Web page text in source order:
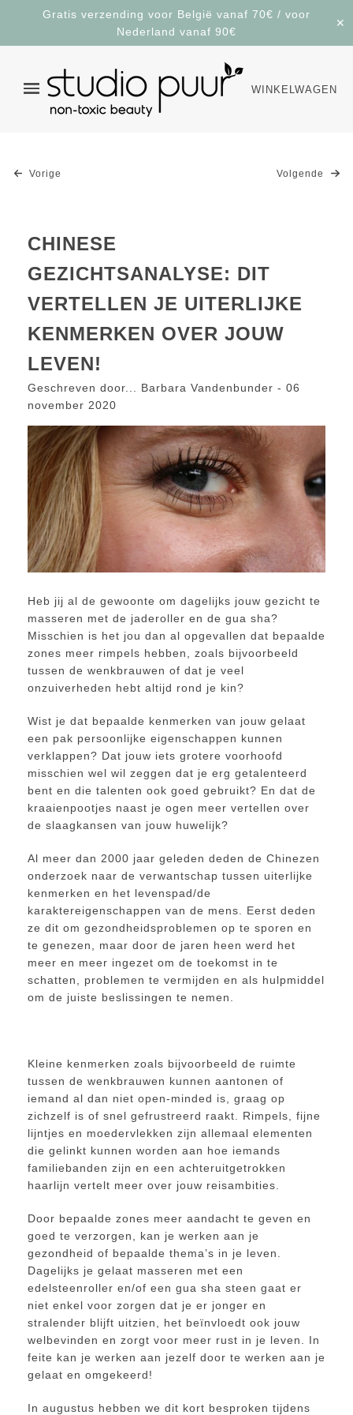
Gratis verzending voor België vanaf 70€ / voor
Nederland vanaf 90€
✕
WINKELWAGEN
Vorige Volgende
CHINESE
GEZICHTSANALYSE: DIT
VERTELLEN JE UITERLIJKE
KENMERKEN OVER JOUW
LEVEN!
Geschreven door... Barbara Vandenbunder - 06
november 2020
Heb jij al de gewoonte om dagelijks jouw gezicht te
masseren met de jaderoller en de gua sha?
Misschien is het jou dan al opgevallen dat bepaalde
zones meer rimpels hebben, zoals bijvoorbeeld
tussen de wenkbrauwen of dat je veel
onzuiverheden hebt altijd rond je kin?
Wist je dat bepaalde kenmerken van jouw gelaat
een pak persoonlijke eigenschappen kunnen
verklappen? Dat jouw iets grotere voorhoofd
misschien wel wil zeggen dat je erg getalenteerd
bent en die talenten ook goed gebruikt? En dat de
kraaienpootjes naast je ogen meer vertellen over
de slaagkansen van jouw huwelijk?
Al meer dan 2000 jaar geleden deden de Chinezen
onderzoek naar de verwantschap tussen uiterlijke
kenmerken en het levenspad/de
karaktereigenschappen van de mens. Eerst deden
ze dit om gezondheidsproblemen op te sporen en
te genezen, maar door de jaren heen werd het
meer en meer ingezet om de toekomst in te
schatten, problemen te vermijden en als hulpmiddel
om de juiste beslissingen te nemen.
Kleine kenmerken zoals bijvoorbeeld de ruimte
tussen de wenkbrauwen kunnen aantonen of
iemand al dan niet open-minded is, graag op
zichzelf is of snel gefrustreerd raakt. Rimpels, fijne
lijntjes en moedervlekken zijn allemaal elementen
die gelinkt kunnen worden aan hoe iemands
familiebanden zijn en een achteruitgetrokken
haarlijn vertelt meer over jouw reisambities.
Door bepaalde zones meer aandacht te geven en
goed te verzorgen, kan je werken aan je
gezondheid of bepaalde thema’s in je leven.
Dagelijks je gelaat masseren met een
edelsteenroller en/of een gua sha steen gaat er
niet enkel voor zorgen dat je er jonger en
stralender blijft uitzien, het beïnvloedt ook jouw
welbevinden en zorgt voor meer rust in je leven. In
feite kan je werken aan jezelf door te werken aan je
gelaat en omgekeerd!
In augustus hebben we dit kort besproken tijdens